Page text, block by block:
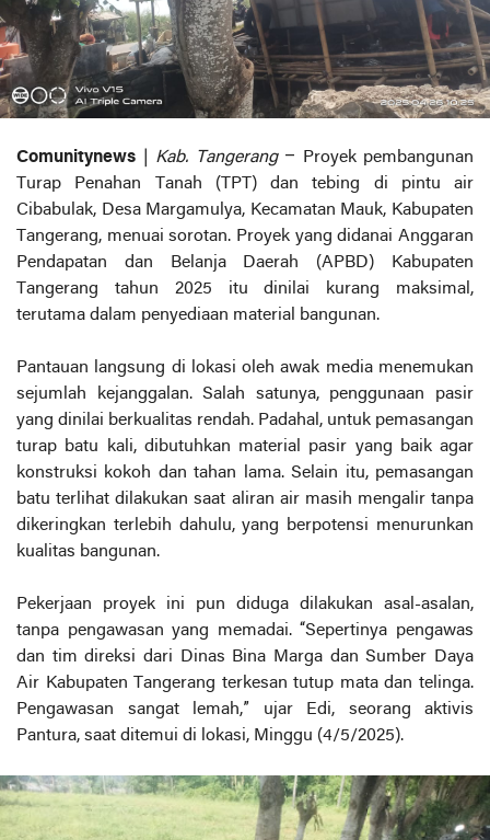
Comunitynews Kab. Tangerang– Proyek pembangunan
Turap Penahan Tanah (TPT) dan tebing di pintu air
Cibabulak, Desa Margamulya, Kecamatan Mauk, Kabupaten
Tangerang, menuai sorotan. Proyek yang didanai Anggaran
Pendapatan dan Belanja Daerah (APBD) Kabupaten
Tangerang tahun 2025 itu dinilai kurang maksimal,
terutama dalam penyediaan material bangunan.
Pantauan langsung di lokasi oleh awak media menemukan
sejumlah kejanggalan. Salah satunya, penggunaan pasir
yang dinilai berkualitas rendah. Padahal, untuk pemasangan
turap batu kali, dibutuhkan material pasir yang baik agar
konstruksi kokoh dan tahan lama. Selain itu, pemasangan
batu terlihat dilakukan saat aliran air masih mengalir tanpa
dikeringkan terlebih dahulu, yang berpotensi menurunkan
kualitas bangunan.
Pekerjaan proyek ini pun diduga dilakukan asal-asalan,
tanpa pengawasan yang memadai. “Sepertinya pengawas
dan tim direksi dari Dinas Bina Marga dan Sumber Daya
Air Kabupaten Tangerang terkesan tutup mata dan telinga.
Pengawasan sangat lemah,” ujar Edi, seorang aktivis
Pantura, saat ditemui di lokasi, Minggu (4/5/2025).